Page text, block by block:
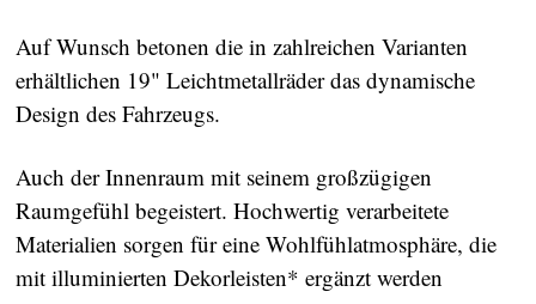
Auf Wunsch betonen die in zahlreichen Varianten
erhältlichen 19" Leichtmetallräder das dynamische
Design des Fahrzeugs.
Auch der Innenraum mit seinem großzügigen
Raumgefühl begeistert. Hochwertig verarbeitete
Materialien sorgen für eine Wohlfühlatmosphäre, die
mit illuminierten Dekorleisten* ergänzt werden